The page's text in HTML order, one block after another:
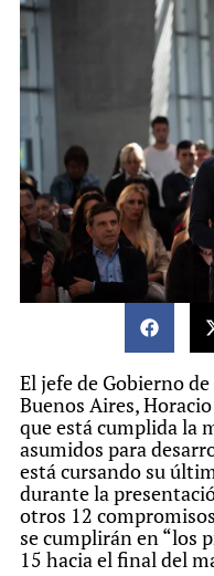
El jefe de Gobierno
Buenos Aires,
que está cumplida la
asumidos para
está cursando su
durante la
otros 12
se cumplirán en “los
15 hacia el final del